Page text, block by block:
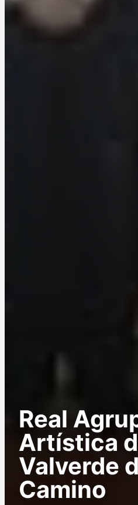
Real
Artística
Valverde
Camino